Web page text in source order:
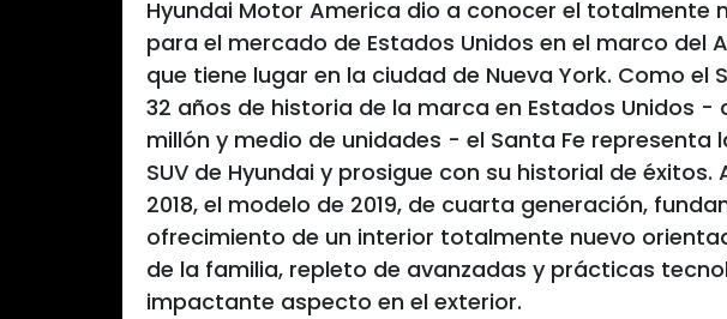
Hyundai Motor America dio a conocer el totalmente
para el mercado de Estados Unidos en el marco del
que tiene lugar en la ciudad de Nueva York. Como el
32 años de historia de la marca en Estados Unidos -
millón y medio de unidades - el Santa Fe representa
SUV de Hyundai y prosigue con su historial de éxitos.
2018, el modelo de 2019, de cuarta generación,
ofrecimiento de un interior totalmente nuevo
de la familia, repleto de avanzadas y prácticas
impactante aspecto en el exterior.